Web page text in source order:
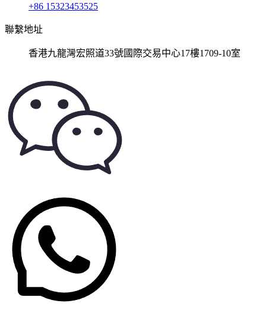
+86 15323453525
聯繫地址
香港九龍灣宏照道33號國際交易中心17樓1709-10室